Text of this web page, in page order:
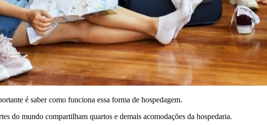
é saber como funciona essa forma de hospedagem.
do mundo compartilham quartos e demais acomodações da hospedaria.